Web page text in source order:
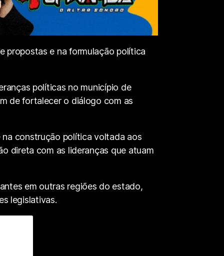
propostas e na formulação política
políticas no município de
de fortalecer o diálogo com as
construção política voltada aos
direta com as lideranças que atuam
em outras regiões do estado,
legislativas.